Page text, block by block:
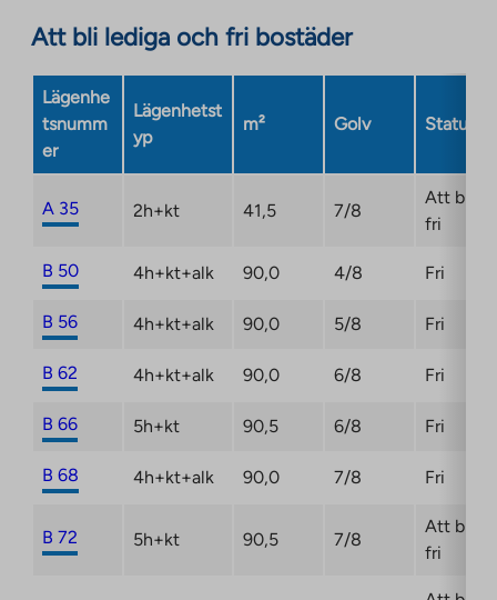
site.
Link
opens
external
Link
opens
a
tab
Att bli lediga och fri bostäder
Lägenhe
tsnumm
er
Lägenhetst
yp
m² Golv Status
A 35 2h+kt 41,5 7/8
Att bli
fri
B 50 4h+kt+alk 90,0 4/8 Fri
B 56 4h+kt+alk 90,0 5/8 Fri
B 62 4h+kt+alk 90,0 6/8 Fri
B 66 5h+kt 90,5 6/8 Fri
B 68 4h+kt+alk 90,0 7/8 Fri
B 72 5h+kt 90,5 7/8
Att bli
fri